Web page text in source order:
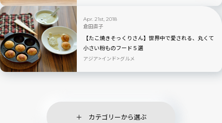
Apr. 21st, 2018
倉田直子
【たこ焼きそっくりさん】世界中で愛される、丸くて
小さい粉ものフード５選
アジア インド グルメ
カテゴリーから選ぶ